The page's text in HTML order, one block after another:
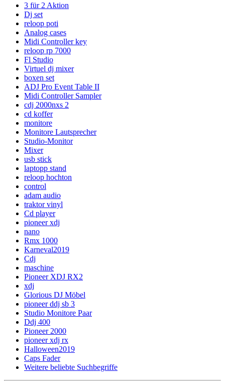
3 für 2 Aktion
Dj set
reloop poti
Analog cases
Midi Controller key
reloop rp 7000
Fl Studio
Virtuel dj mixer
boxen set
ADJ Pro Event Table II
Midi Controller Sampler
cdj 2000nxs 2
cd koffer
monitore
Monitore Lautsprecher
Studio-Monitor
Mixer
usb stick
laptopp stand
reloop hochton
control
adam audio
traktor vinyl
Cd player
pioneer xdj
nano
Rmx 1000
Karneval2019
Cdj
maschine
Pioneer XDJ RX2
xdj
Glorious DJ Möbel
pioneer ddj sb 3
Studio Monitore Paar
Ddj 400
Pioneer 2000
pioneer xdj rx
Halloween2019
Caps Fader
Weitere beliebte Suchbegriffe